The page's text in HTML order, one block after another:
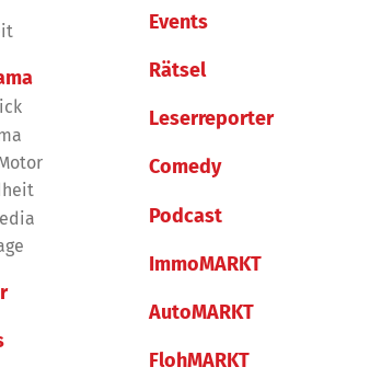
Events
Rätsel
Leserreporter
Comedy
Podcast
ImmoMARKT
AutoMARKT
FlohMARKT